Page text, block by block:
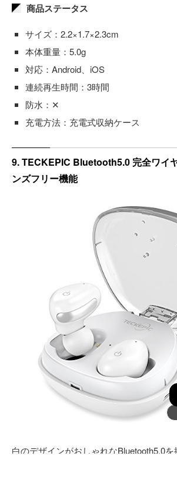
商品ステータス
サイズ：2.2×1.7×2.3cm
本体重量：5.0g
対応：Android、iOS
連続再生時間：3時間
防水：✕
充電方法：充電式収納ケース
9. TECKEPIC Bluetooth5.0 完全ワイ
ンズフリー機能
白のデザインがおしゃれなBluetooth5.0